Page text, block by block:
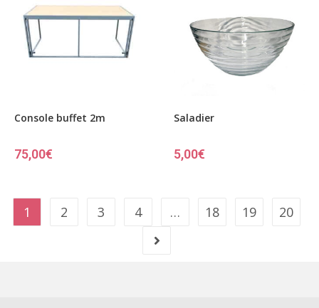
Console buffet 2m
75,00€
Saladier
5,00€
1 2 3 4 … 18 19 20